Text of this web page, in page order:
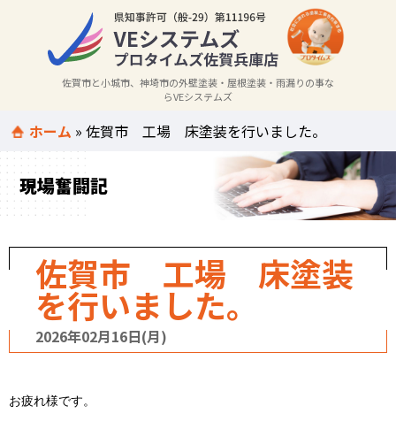
佐賀市と小城市、神埼市の外壁塗装・屋根塗装・雨漏りの事な
らVEシステムズ
ホーム »佐賀市 工場 床塗装を行いました。
現場奮闘記
佐賀市 工場 床塗装
を行いました。
2026年02月16日(月)
お疲れ様です。